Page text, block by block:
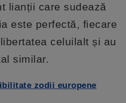
lianții care sudează
este perfectă, fiecare
celuilalt și au
similar.
zodii europene